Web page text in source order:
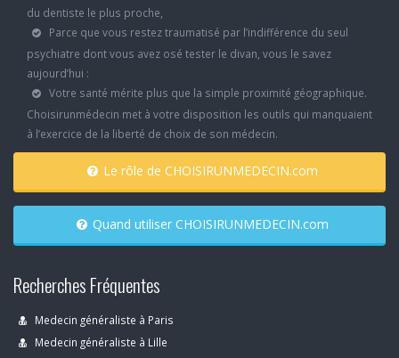
du dentiste le plus proche,
Parce que vous restez traumatisé par l’indifférence du seul
psychiatre dont vous avez osé tester le divan, vous le savez
aujourd’hui :
Votre santé mérite plus que la simple proximité géographique.
Choisirunmédecin met à votre disposition les outils qui manquaient
à l’exercice de la liberté de choix de son médecin.
Le rôle de CHOISIRUNMEDECIN.com
Quand utiliser CHOISIRUNMEDECIN.com
Recherches Fréquentes
Medecin généraliste à Paris
Medecin généraliste à Lille